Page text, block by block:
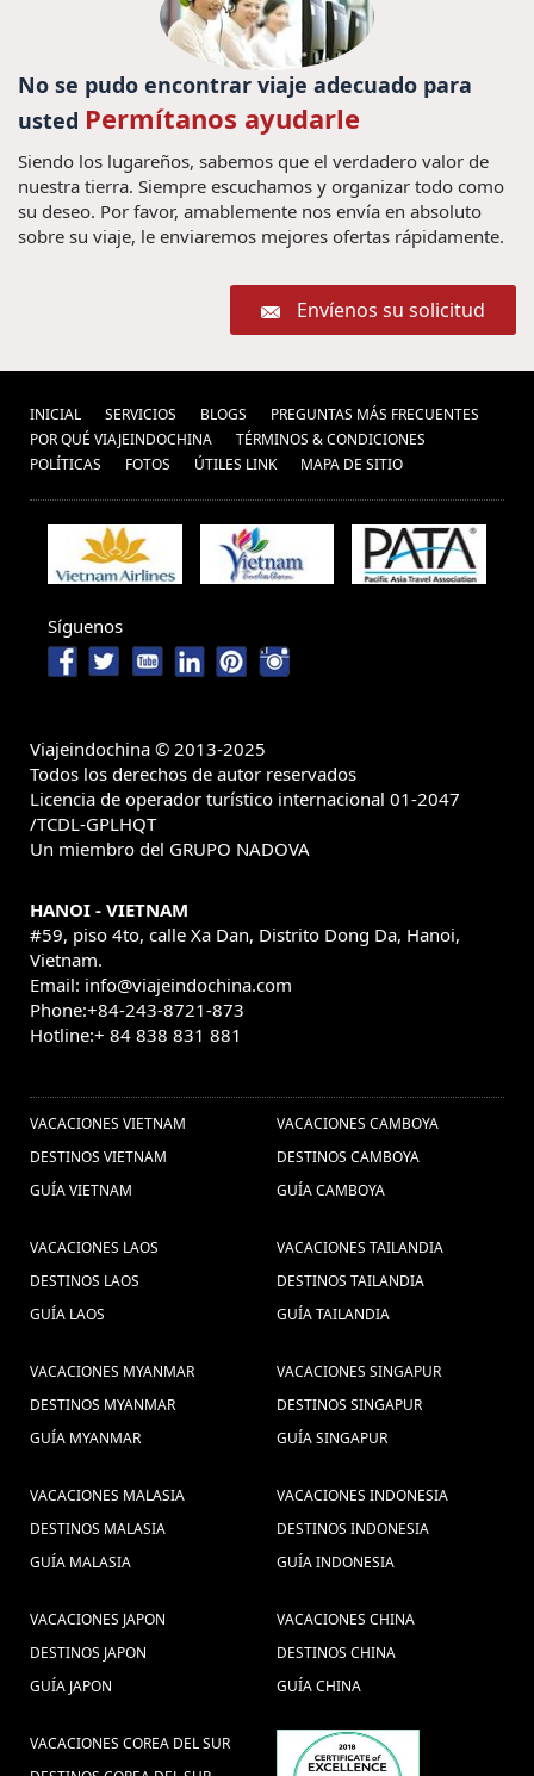
No se pudo encontrar viaje adecuado para
usted Permítanos ayudarle
Siendo los lugareños, sabemos que el verdadero valor de
nuestra tierra. Siempre escuchamos y organizar todo como
su deseo. Por favor, amablemente nos envía en absoluto
sobre su viaje, le enviaremos mejores ofertas rápidamente.
Envíenos su solicitud
INICIAL SERVICIOS BLOGS
PREGUNTAS MÁS FRECUENTES
POR QUÉ VIAJEINDOCHINA
TÉRMINOS & CONDICIONES
POLÍ­TICAS
FOTOS ÚTILES LINK MAPA DE SITIO
Síguenos
Viajeindochina © 2013-2025
Todos los derechos de autor reservados
Licencia de operador turístico internacional 01-2047
/TCDL-GPLHQT
Un miembro del GRUPO NADOVA
HANOI - VIETNAM
#59, piso 4to, calle Xa Dan, Distrito Dong Da, Hanoi,
Vietnam.
Email: info@viajeindochina.com
Phone:+84-243-8721-873
Hotline:+ 84 838 831 881
VACACIONES VIETNAM
DESTINOS VIETNAM
GUÍA VIETNAM
VACACIONES CAMBOYA
DESTINOS CAMBOYA
GUÍA CAMBOYA
VACACIONES LAOS
DESTINOS LAOS
GUÍA LAOS
VACACIONES TAILANDIA
DESTINOS TAILANDIA
GUÍA TAILANDIA
VACACIONES MYANMAR
DESTINOS MYANMAR
GUÍA MYANMAR
VACACIONES SINGAPUR
DESTINOS SINGAPUR
GUÍA SINGAPUR
VACACIONES MALASIA
DESTINOS MALASIA
GUÍA MALASIA
VACACIONES INDONESIA
DESTINOS INDONESIA
GUÍA INDONESIA
VACACIONES JAPON
DESTINOS JAPON
GUÍA JAPON
VACACIONES CHINA
DESTINOS CHINA
GUÍA CHINA
VACACIONES COREA DEL SUR